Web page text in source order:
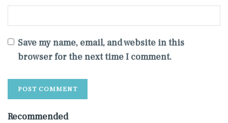
Save my name, email, and website in this
browser for the next time I comment.
Recommended